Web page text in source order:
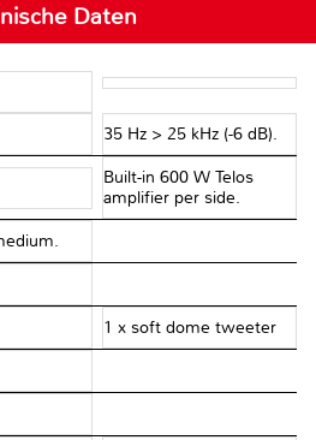
Daten
35 Hz > 25 kHz (-6 dB).
Built-in 600 W Telos
amplifier per side.
1 x soft dome tweeter